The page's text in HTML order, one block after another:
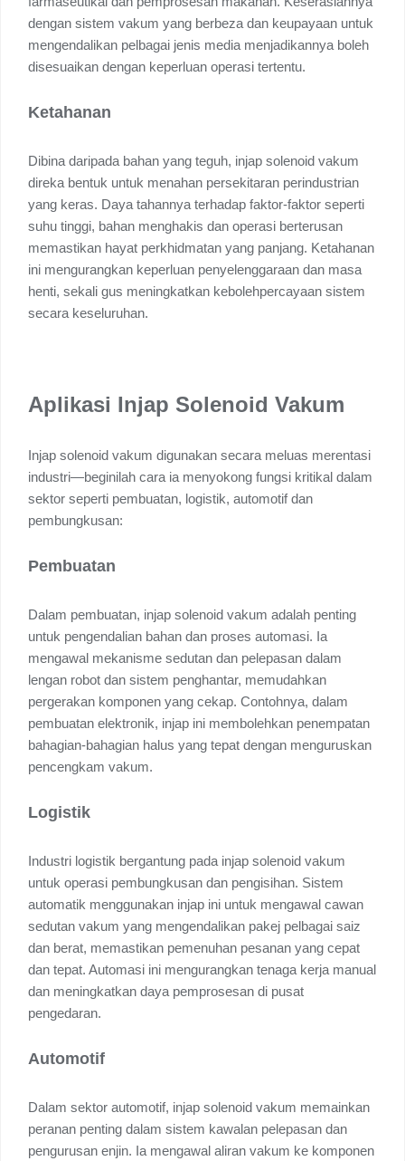
dengan sistem vakum yang berbeza dan keupayaan untuk
mengendalikan pelbagai jenis media menjadikannya boleh
disesuaikan dengan keperluan operasi tertentu.
Ketahanan
Dibina daripada bahan yang teguh, injap solenoid vakum
direka bentuk untuk menahan persekitaran perindustrian
yang keras. Daya tahannya terhadap faktor-faktor seperti
suhu tinggi, bahan menghakis dan operasi berterusan
memastikan hayat perkhidmatan yang panjang. Ketahanan
ini mengurangkan keperluan penyelenggaraan dan masa
henti, sekali gus meningkatkan kebolehpercayaan sistem
secara keseluruhan.
Aplikasi Injap Solenoid Vakum
Injap solenoid vakum digunakan secara meluas merentasi
industri—beginilah cara ia menyokong fungsi kritikal dalam
sektor seperti pembuatan, logistik, automotif dan
pembungkusan:
Pembuatan
Dalam pembuatan, injap solenoid vakum adalah penting
untuk pengendalian bahan dan proses automasi. Ia
mengawal mekanisme sedutan dan pelepasan dalam
lengan robot dan sistem penghantar, memudahkan
pergerakan komponen yang cekap. Contohnya, dalam
pembuatan elektronik, injap ini membolehkan penempatan
bahagian-bahagian halus yang tepat dengan menguruskan
pencengkam vakum.
Logistik
Industri logistik bergantung pada injap solenoid vakum
untuk operasi pembungkusan dan pengisihan. Sistem
automatik menggunakan injap ini untuk mengawal cawan
sedutan vakum yang mengendalikan pakej pelbagai saiz
dan berat, memastikan pemenuhan pesanan yang cepat
dan tepat. Automasi ini mengurangkan tenaga kerja manual
dan meningkatkan daya pemprosesan di pusat
pengedaran.
Automotif
Dalam sektor automotif, injap solenoid vakum memainkan
peranan penting dalam sistem kawalan pelepasan dan
pengurusan enjin. Ia mengawal aliran vakum ke komponen